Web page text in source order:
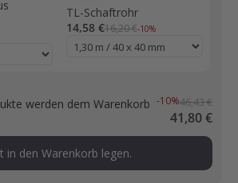
TL-Schaftrohr
14,58 €16,20 €-10%
werden dem Warenkorb -10%46,43 €
41,80 €
in den Warenkorb legen.